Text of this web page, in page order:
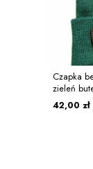
Czapka
zieleń
42,00 zł